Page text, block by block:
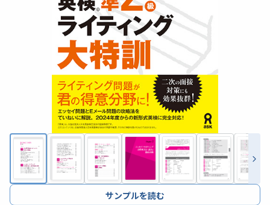
サンプルを読む